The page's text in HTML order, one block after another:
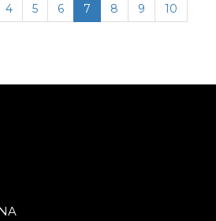
4 5 6 7 (página
actual)
8 9
10